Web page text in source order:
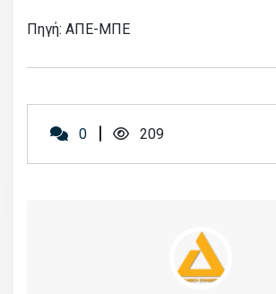
Πηγή: ΑΠΕ-ΜΠΕ
0 209